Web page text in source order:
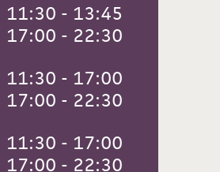
11:30 - 13:45
17:00 - 22:30
11:30 - 17:00
17:00 - 22:30
11:30 - 17:00
17:00 - 22:30